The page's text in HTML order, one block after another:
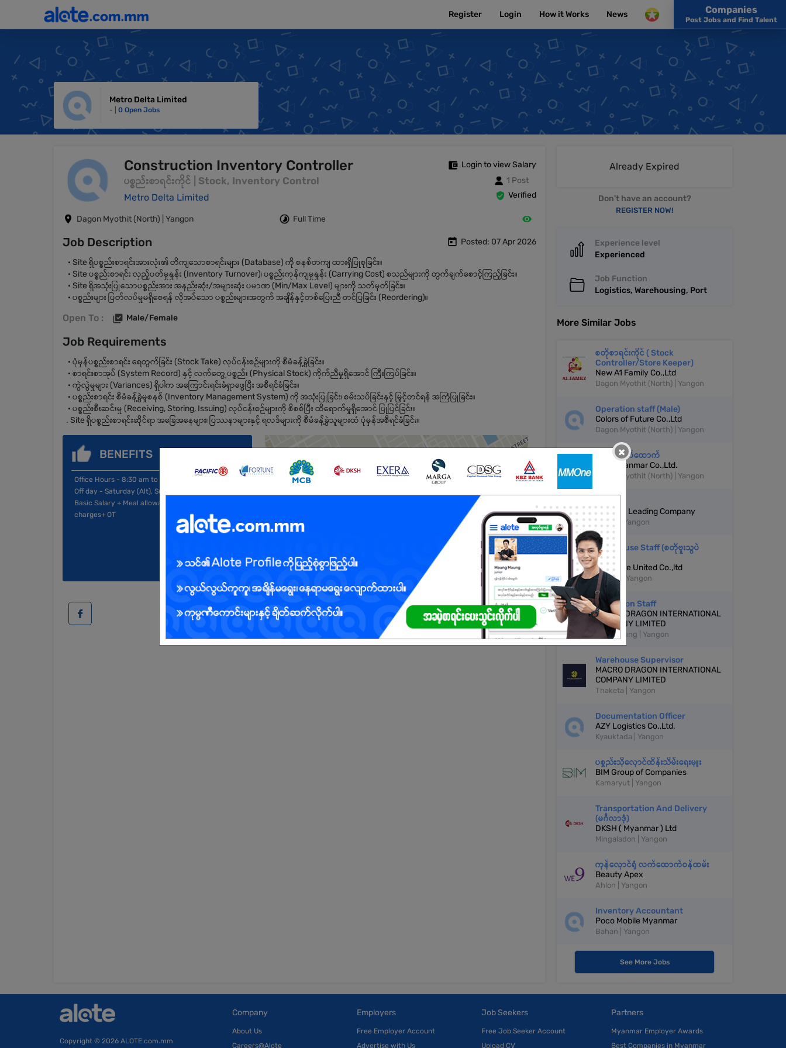
Register Login How it Works News Companies
Post Jobs and Find Talent
Metro Delta Limited
- | 0 Open Jobs
Construction Inventory Controller
ပစ္စည်းစာရင်းကိုင် | Stock, Inventory Control
Metro Delta Limited
Login to view Salary
1 Post
Verified
Dagon Myothit (North) | Yangon Full Time
Job Description Posted: 07 Apr 2026
· Site ရှိပစ္စည်းစာရင်းအားလုံး၏ တိကျသောစာရင်းများ (Database) ကို စနစ်တကျ ထားရှိပြုစုခြင်း။
· Site ပစ္စည်းစာရင်း လှည့်ပတ်မှုနှုန်း (Inventory Turnover)၊ ပစ္စည်းကုန်ကျမှုနှုန်း (Carrying Cost) စသည်များကို တွက်ချက်စောင့်ကြည့်ခြင်း။
· Site ရှိအသုံးပြုသောပစ္စည်းအား အနည်းဆုံး/အများဆုံး ပမာဏ (Min/Max Level) များကို သတ်မှတ်ခြင်း။
· ပစ္စည်းများ ပြတ်လပ်မှုမရှိစေရန် လိုအပ်သော ပစ္စည်းများအတွက် အချိန်နှင့်တစ်ပြေးညီ တင်ပြခြင်း (Reordering)။
Open To : Male/Female
Job Requirements
· ပုံမှန်ပစ္စည်းစာရင်း ရေတွက်ခြင်း (Stock Take) လုပ်ငန်းစဉ်များကို စီမံခန့်ခွဲခြင်း။
· စာရင်းစာအုပ် (System Record) နှင့် လက်တွေ့ပစ္စည်း (Physical Stock) ကိုက်ညီမှုရှိအောင် ကြီးကြပ်ခြင်း။
· ကွဲလွဲမှုများ (Variances) ရှိပါက အကြောင်းရင်းခံရှာဖွေပြီး အစီရင်ခံခြင်း။
· ပစ္စည်းစာရင်း စီမံခန့်ခွဲမှုစနစ် (Inventory Management System) ကို အသုံးပြုခြင်း၊ စမ်းသပ်ခြင်းနှင့် မြှင့်တင်ရန် အကြံပြုခြင်း။
· ပစ္စည်းစီးဆင်းမှု (Receiving, Storing, Issuing) လုပ်ငန်းစဉ်များကို စိစစ်ပြီး ထိရောက်မှုရှိအောင် ပြုပြင်ခြင်း။
. Site ရှိပစ္စည်းစာရင်းဆိုင်ရာ အခြေအနေများ၊ ပြဿနာများနှင့် ရလဒ်များကို စီမံခန့်ခွဲသူများထံ ပုံမှန်အစီရင်ခံခြင်း။
BENEFITS
Office Hours - 8:30 am to 5:00 pm
Off day - Saturday (Alt), Sunday & Public Holidays
Basic Salary + Meal allowance+ Ferry (or) TC
charges+ OT
Already Expired
Don't have an account?
REGISTER NOW!
Experience level
Experienced
Job Function
Logistics, Warehousing, Port
More Similar Jobs
စတိုစာရင်းကိုင် ( Stock
Controller/Store Keeper)
New A1 Family Co.,Ltd
Dagon Myothit (North) | Yangon
Operation staff (Male)
Colors of Future Co.,Ltd
Dagon Myothit (North) | Yangon
ဂိုဒေါင်လက်ထောက်
NTR Myanmar Co.,Ltd.
Dagon Myothit (North) | Yangon
Industry Leading Company
Bahan | Yangon
Warehouse Staff (စတိုဗူးသွပ်
ဝန်ထမ်း)
Billionaire United Co.,ltd
Tamwe | Yangon
Operation Staff
MACRO DRAGON INTERNATIONAL
COMPANY LIMITED
Botahtaung | Yangon
Warehouse Supervisor
MACRO DRAGON INTERNATIONAL
COMPANY LIMITED
Thaketa | Yangon
Documentation Officer
AZY Logistics Co.,Ltd.
Kyauktada | Yangon
ပစ္စည်းသိုလှောင်ထိန်းသိမ်းရေးမှူး
BIM Group of Companies
Kamaryut | Yangon
Transportation And Delivery
(မင်္ဂလာဒုံ)
DKSH ( Myanmar ) Ltd
Mingaladon | Yangon
ကုန်လှောင်ရုံ လက်ထောက်ဝန်ထမ်း
Beauty Apex
Ahlon | Yangon
Inventory Accountant
Poco Mobile Myanmar
Bahan | Yangon
See More Jobs
×
Copyright © 2026 ALOTE.com.mm
Company
About Us
Careers@Alote
Employers
Free Employer Account
Advertise with Us
Job Seekers
Free Job Seeker Account
Upload CV
Partners
Myanmar Employer Awards
Best Companies in Myanmar